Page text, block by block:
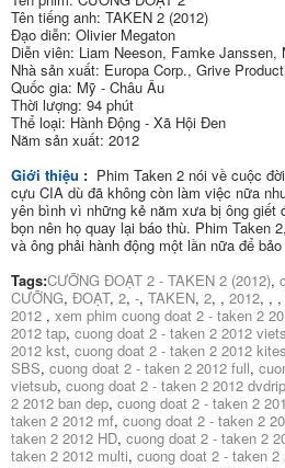
Tên tiếng anh: TAKEN 2 (2012)
Đạo diễn: Olivier Megaton
Diễn viên: Liam Neeson, Famke Janssen,
Nhà sản xuất: Europa Corp., Grive
Quốc gia: Mỹ - Châu Âu
Thời lượng: 94 phút
Thể loại: Hành Động - Xã Hội Đen
Năm sản xuất: 2012
Giới thiệu : Phim Taken 2 nói về cuộc
cựu CIA dù đã không còn làm việc nữa
yên bình vì những kẻ năm xưa bị ông giết
bọn nên họ quay lại báo thù. Phim Taken
và ông phải hành động một lần nữa để
Tags:CƯỠNG ĐOẠT 2 - TAKEN 2 (2012),
CƯỠNG, ĐOẠT, 2, -, TAKEN, 2, , 2012, , ,
2012 , xem phim cuong doat 2 - taken 2
2012 tap, cuong doat 2 - taken 2 2012
2012 kst, cuong doat 2 - taken 2 2012 kites
SBS, cuong doat 2 - taken 2 2012 full,
vietsub, cuong doat 2 - taken 2 2012
2 2012 ban dep, cuong doat 2 - taken 2
taken 2 2012 mf, cuong doat 2 - taken 2
taken 2 2012 HD, cuong doat 2 - taken 2
taken 2 2012 multi, cuong doat 2 - taken